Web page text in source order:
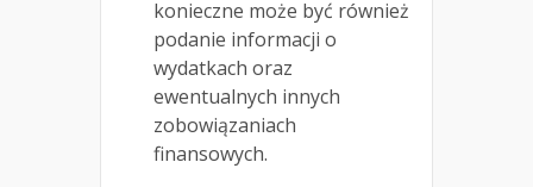
konieczne może być również
podanie informacji o
wydatkach oraz
ewentualnych innych
zobowiązaniach
finansowych.